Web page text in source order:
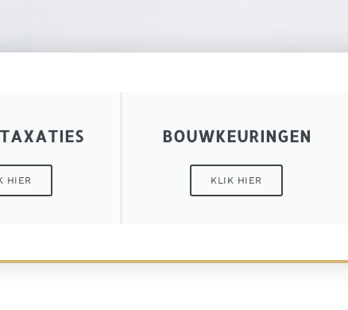
HIER
BOUWKEURINGEN
KLIK HIER